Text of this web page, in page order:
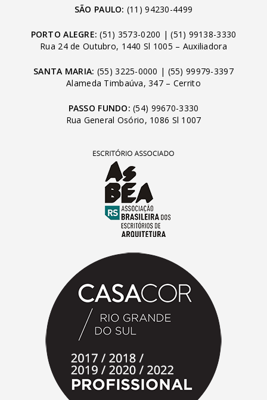
SÃO PAULO: (11) 94230-4499
PORTO ALEGRE: (51) 3573-0200 |(51) 99138-3330
Rua 24 de Outubro, 1440 Sl 1005 – Auxiliadora
SANTA MARIA: (55) 3225-0000 | (55) 99979-3397
Alameda Timbaúva, 347 – Cerrito
PASSO FUNDO: (54) 99670-3330
Rua General Osório, 1086 Sl 1007